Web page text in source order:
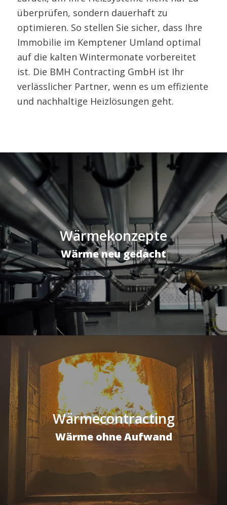
überprüfen, sondern dauerhaft zu
optimieren. So stellen Sie sicher, dass Ihre
Immobilie im Kemptener Umland optimal
auf die kalten Wintermonate vorbereitet
ist. Die BMH Contracting GmbH ist Ihr
verlässlicher Partner, wenn es um effiziente
und nachhaltige Heizlösungen geht.
Wärmekonzepte
Wärme neu gedacht
Wärmecontracting
Wärme ohne Aufwand